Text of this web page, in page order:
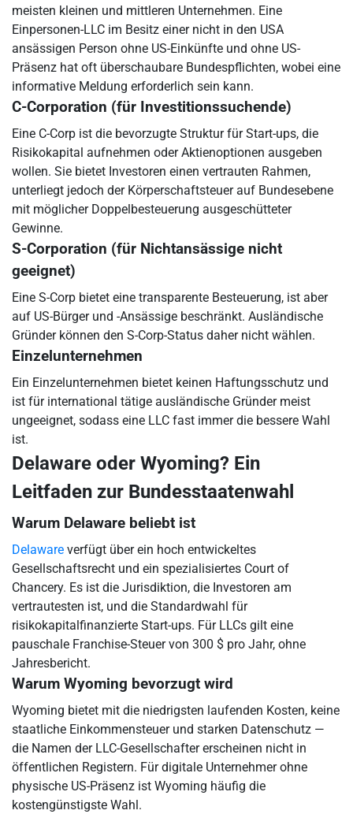
meisten kleinen und mittleren Unternehmen. Eine
Einpersonen-LLC im Besitz einer nicht in den USA
ansässigen Person ohne US-Einkünfte und ohne US-
Präsenz hat oft überschaubare Bundespflichten, wobei eine
informative Meldung erforderlich sein kann.
C-Corporation (für Investitionssuchende)
Eine C-Corp ist die bevorzugte Struktur für Start-ups, die
Risikokapital aufnehmen oder Aktienoptionen ausgeben
wollen. Sie bietet Investoren einen vertrauten Rahmen,
unterliegt jedoch der Körperschaftsteuer auf Bundesebene
mit möglicher Doppelbesteuerung ausgeschütteter
Gewinne.
S-Corporation (für Nichtansässige nicht
geeignet)
Eine S-Corp bietet eine transparente Besteuerung, ist aber
auf US-Bürger und -Ansässige beschränkt. Ausländische
Gründer können den S-Corp-Status daher nicht wählen.
Einzelunternehmen
Ein Einzelunternehmen bietet keinen Haftungsschutz und
ist für international tätige ausländische Gründer meist
ungeeignet, sodass eine LLC fast immer die bessere Wahl
ist.
Delaware oder Wyoming? Ein
Leitfaden zur Bundesstaatenwahl
Warum Delaware beliebt ist
Delaware verfügt über ein hoch entwickeltes
Gesellschaftsrecht und ein spezialisiertes Court of
Chancery. Es ist die Jurisdiktion, die Investoren am
vertrautesten ist, und die Standardwahl für
risikokapitalfinanzierte Start-ups. Für LLCs gilt eine
pauschale Franchise-Steuer von 300 $ pro Jahr, ohne
Jahresbericht.
Warum Wyoming bevorzugt wird
Wyoming bietet mit die niedrigsten laufenden Kosten, keine
staatliche Einkommensteuer und starken Datenschutz —
die Namen der LLC-Gesellschafter erscheinen nicht in
öffentlichen Registern. Für digitale Unternehmer ohne
physische US-Präsenz ist Wyoming häufig die
kostengünstigste Wahl.